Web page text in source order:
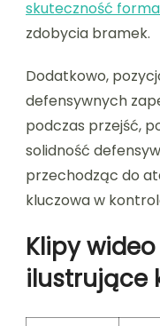
skuteczność
zdobycia bramek.
Dodatkowo,
defensywnych
podczas przejść,
solidność
przechodząc do
kluczowa w
Klipy
ilustrujące